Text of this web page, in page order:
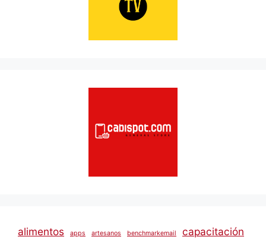
alimentos apps artesanos benchmarkemail capacitación